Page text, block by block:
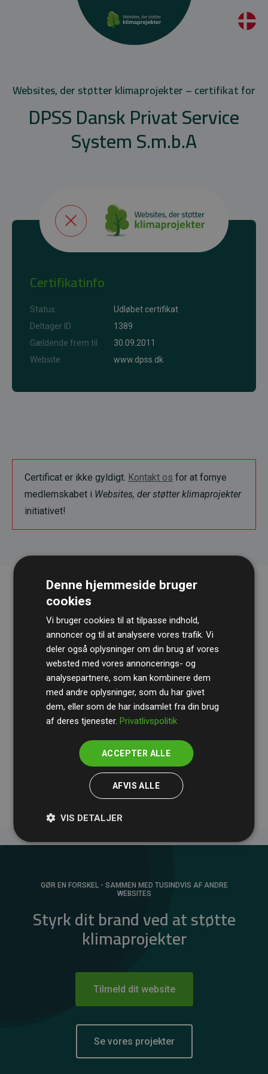
Websites, der støtter klimaprojekter – certifikat for
DPSS Dansk Privat Service
System S.m.b.A
Certifikatinfo
Status
Udløbet certifikat
Deltager ID
1389
Gældende frem til
30.09.2011
Website
www.dpss.dk
Certificat er ikke gyldigt. Kontakt os for at fornye
medlemskabet i Websites, der støtter klimaprojekter
initiativet!
RevisionshusetBDOgennemgår løbende vores
beregninger og metode for at sikre gennemsigtighed
og pålidelighed.
klimaprojekter i gennemsnit kompenserer for
medlemmernes websites estimerede CO₂-
GØR EN FORSKEL - SAMMEN MED TUSINDVIS AF ANDRE
WEBSITES
Styrk dit brand ved at støtte
klimaprojekter
Tilmeld dit website
Se vores projekter
Denne hjemmeside bruger
cookies
Vi bruger cookies til at tilpasse indhold,
annoncer og til at analysere vores trafik. Vi
deler også oplysninger om din brug af vores
websted med vores annoncerings- og
analysepartnere, som kan kombinere dem
med andre oplysninger, som du har givet
dem, eller som de har indsamlet fra din brug
af deres tjenester.Privatlivspolitik
ACCEPTER ALLE
AFVIS ALLE
VIS DETALJER